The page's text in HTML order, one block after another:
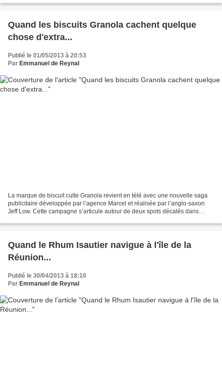
Quand les biscuits Granola cachent quelque
chose d'extra...
Publié le 01/05/2013 à 20:53
Par Emmanuel de Reynal
La marque de biscuit culte Granola revient en télé avec une nouvelle saga
publicitaire développée par l’agence Marcel et réalisée par l’anglo-saxon
Jeff Low. Cette campagne s’articule autour de deux spots décalés dans
Quand le Rhum Isautier navigue à l'île de la
Réunion...
Publié le 30/04/2013 à 18:10
Par Emmanuel de Reynal